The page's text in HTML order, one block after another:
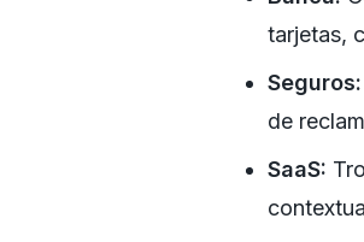
tarjetas,
Seguros:
de
SaaS: